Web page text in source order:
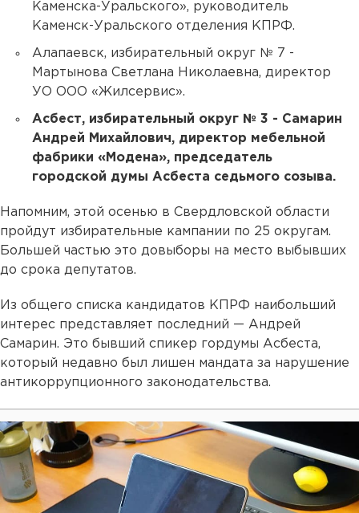
Каменска-Уральского», руководитель
Каменск-Уральского отделения КПРФ.
Алапаевск, избирательный округ № 7 -
Мартынова Светлана Николаевна, директор
УО ООО «Жилсервис».
Асбест, избирательный округ № 3 - Самарин
Андрей Михайлович, директор мебельной
фабрики «Модена», председатель
городской думы Асбеста седьмого созыва.
Напомним, этой осенью в Свердловской области
пройдут избирательные кампании по 25 округам.
Большей частью это довыборы на место выбывших
до срока депутатов.
Из общего списка кандидатов КПРФ наибольший
интерес представляет последний — Андрей
Самарин. Это бывший спикер гордумы Асбеста,
который недавно был лишен мандата за нарушение
антикоррупционного законодательства.